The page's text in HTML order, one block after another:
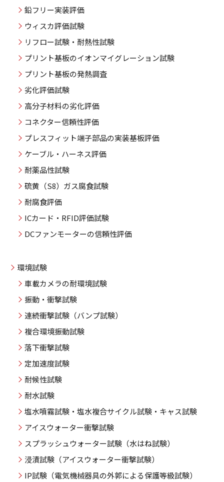
鉛フリー実装評価
ウィスカ評価試験
リフロー試験・耐熱性試験
プリント基板のイオンマイグレーション試験
プリント基板の発熱調査
劣化評価試験
高分子材料の劣化評価
コネクター信頼性評価
プレスフィット端子部品の実装基板評価
ケーブル・ハーネス評価
耐薬品性試験
硫黄（S8）ガス腐食試験
耐腐食評価
ICカード・RFID評価試験
DCファンモーターの信頼性評価
環境試験
車載カメラの耐環境試験
振動・衝撃試験
連続衝撃試験（バンプ試験）
複合環境振動試験
落下衝撃試験
定加速度試験
耐候性試験
耐水試験
塩水噴霧試験・塩水複合サイクル試験・キャス試験
アイスウォーター衝撃試験
スプラッシュウォーター試験（水はね試験）
浸漬試験（アイスウォーター衝撃試験）
IP試験（電気機械器具の外郭による保護等級試験）